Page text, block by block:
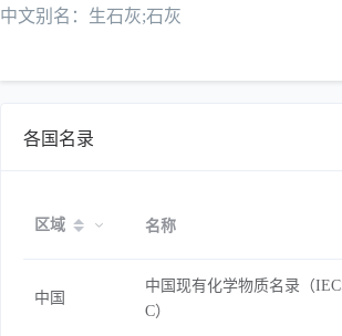
中文别名：生石灰;石灰
各国名录
区域 名称
中国
中国现有化学物质名录（
C）